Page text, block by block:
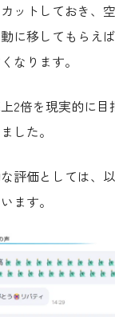
ットしておき、
に移してもらえ
なります。
2倍を現実的に
した。
評価としては、
ます。